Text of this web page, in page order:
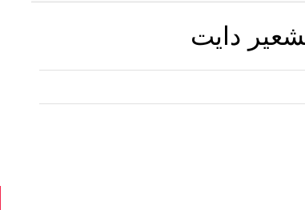
دايت